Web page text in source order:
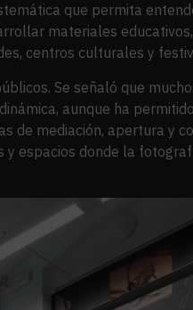
que permita
materiales
centros culturales y
Se señaló que
aunque ha
de mediación, apertura y
espacios donde la